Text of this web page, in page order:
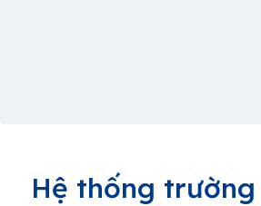
Hệ thống